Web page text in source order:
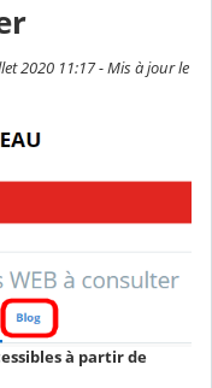
2020 11:17 - Mis à jour le
à partir de